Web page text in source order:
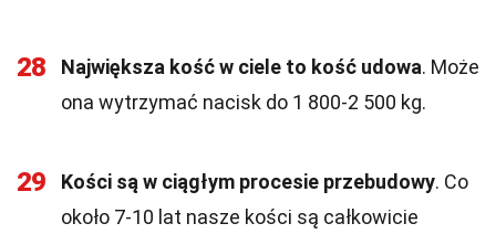
28 Największa kość w ciele to kość udowa. Może
ona wytrzymać nacisk do 1 800-2 500 kg.
29 Kości są w ciągłym procesie przebudowy. Co
około 7-10 lat nasze kości są całkowicie